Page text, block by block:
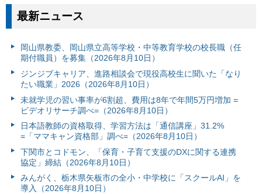
最新ニュース
岡山県教委、岡山県立高等学校・中等教育学校の校長職（任
期付職員）を募集（2026年8月10日）
ジンジブキャリア、進路相談会で現役高校生に聞いた「なり
たい職業」2026（2026年8月10日）
未就学児の習い事率が6割超、費用は8年で年間5万円増加 =
ビデオリサーチ調べ=（2026年8月10日）
日本語教師の資格取得、学習方法は「通信講座」31.2%
=「ママキャン資格部」調べ=（2026年8月10日）
下関市とコドモン、「保育・子育て支援のDXに関する連携
協定」締結（2026年8月10日）
みんがく、栃木県矢板市の全小・中学校に「スクールAI」を
導入（2026年8月10日）